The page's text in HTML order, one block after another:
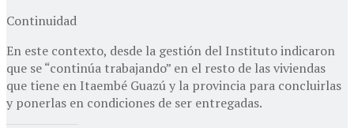
Continuidad
En este contexto, desde la gestión del Instituto indicaron
que se “continúa trabajando” en el resto de las viviendas
que tiene en Itaembé Guazú y la provincia para concluirlas
y ponerlas en condiciones de ser entregadas.